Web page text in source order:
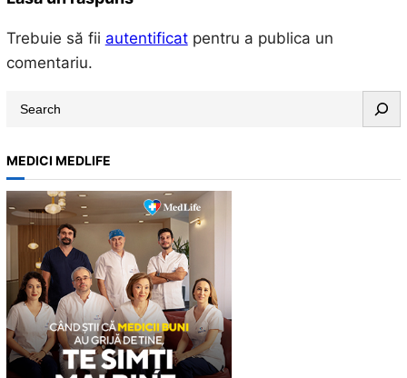
Trebuie să fii autentificatpentru a publica un
comentariu.
r
c
h
MEDICI MEDLIFE